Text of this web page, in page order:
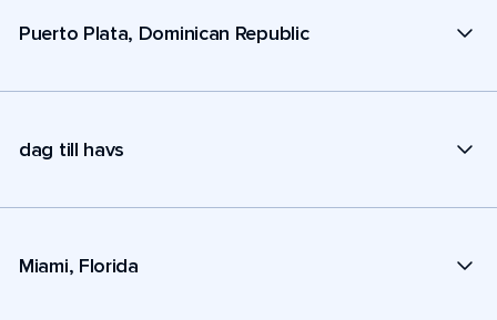
Puerto Plata, Dominican Republic
dag till havs
Miami, Florida